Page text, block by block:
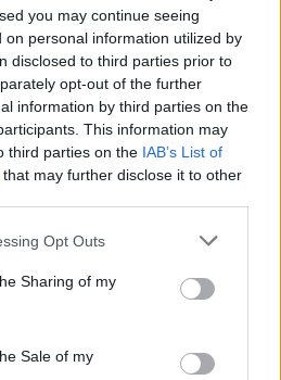
you may continue seeing
on personal information utilized by
disclosed to third parties prior to
opt-out of the further
information by third parties on the
This information may
third parties on the IAB’s List of
that may further disclose it to other
Opt Outs
Sharing of my
Sale of my
Machado